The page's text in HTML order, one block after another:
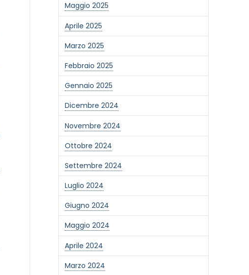
Maggio 2025
Aprile 2025
Marzo 2025
Febbraio 2025
Gennaio 2025
Dicembre 2024
Novembre 2024
Ottobre 2024
Settembre 2024
Luglio 2024
Giugno 2024
Maggio 2024
Aprile 2024
Marzo 2024